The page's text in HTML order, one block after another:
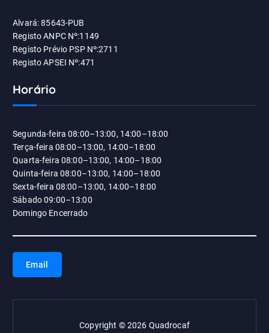
Alvará: 85643-PUB
Registo ANPC Nº:1149
Registo Prévio PSP Nº:2711
Registo APSEI Nº:471
Horário
Segunda-feira 08:00–13:00, 14:00–18:00
Terça-feira 08:00–13:00, 14:00–18:00
Quarta-feira 08:00–13:00, 14:00–18:00
Quinta-feira 08:00–13:00, 14:00–18:00
Sexta-feira 08:00–13:00, 14:00–18:00
Sábado 09:00–13:00
Domingo Encerrado
Email
Copyright © 2026 Quadrocaf